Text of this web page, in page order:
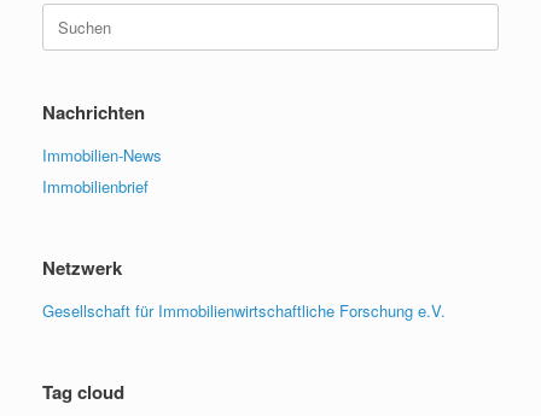
Suchen
nach:
Nachrichten
Immobilien-News
Immobilienbrief
Netzwerk
Gesellschaft für Immobilienwirtschaftliche Forschung e.V.
Tag cloud